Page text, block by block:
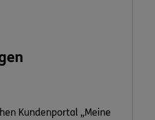
Kundenportal „Meine